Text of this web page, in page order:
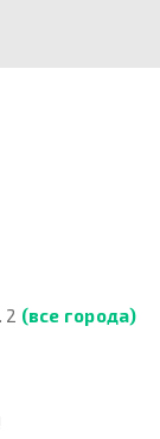
2 (все города)